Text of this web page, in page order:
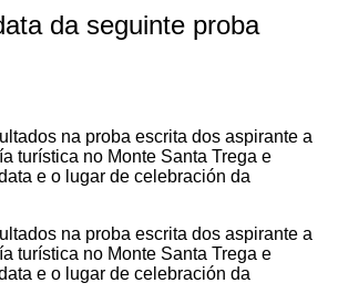
da seguinte proba
na proba escrita dos aspirante a
turística no Monte Santa Trega e
e o lugar de celebración da
na proba escrita dos aspirante a
turística no Monte Santa Trega e
e o lugar de celebración da